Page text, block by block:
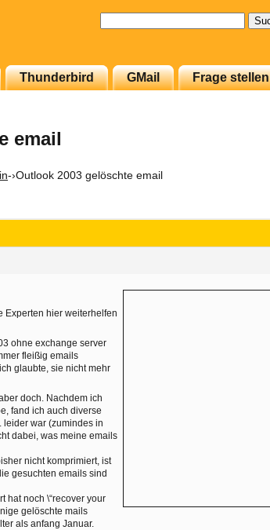
Thunderbird GMail Frage stellen
email
-›Outlook 2003 gelöschte email
Experten hier weiterhelfen
ohne exchange server
fleißig emails
glaubte, sie nicht mehr
doch. Nachdem ich
fand ich auch diverse
leider war (zumindes in
dabei, was meine emails
nicht komprimiert, ist
gesuchten emails sind
hat noch \“recover your
gelöschte mails
als anfang Januar.